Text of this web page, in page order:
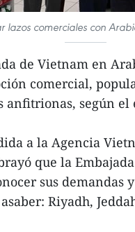
lazos comerciales con
de Vietnam en
comercial,
según el
a la Agencia
que la
sus demandas
Riyadh,